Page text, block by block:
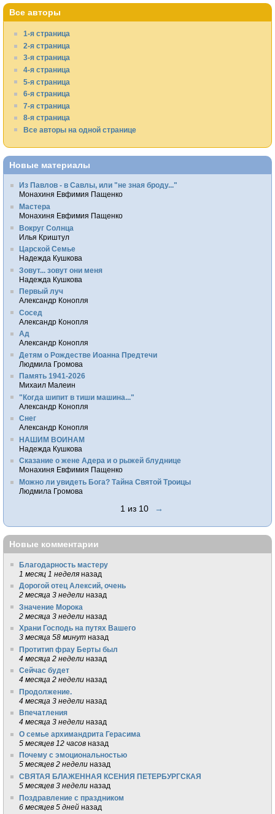
Все авторы
1-я страница
2-я страница
3-я страница
4-я страница
5-я страница
6-я страница
7-я страница
8-я страница
Все авторы на одной странице
Новые материалы
Из Павлов - в Савлы, или "не зная броду..."
Монахиня Евфимия Пащенко
Мастера
Монахиня Евфимия Пащенко
Вокруг Солнца
Илья Криштул
Царской Семье
Надежда Кушкова
Зовут... зовут они меня
Надежда Кушкова
Первый луч
Александр Конопля
Сосед
Александр Конопля
Ад
Александр Конопля
Детям о Рождестве Иоанна Предтечи
Людмила Громова
Память 1941-2026
Михаил Малеин
"Когда шипит в тиши машина..."
Александр Конопля
Снег
Александр Конопля
НАШИМ ВОИНАМ
Надежда Кушкова
Сказание о жене Адера и о рыжей блуднице
Монахиня Евфимия Пащенко
Можно ли увидеть Бога? Тайна Святой Троицы
Людмила Громова
1 из 10 →
Новые комментарии
Благодарность мастеру
1 месяц 1 неделя назад
Дорогой отец Алексий, очень
2 месяца 3 недели назад
Значение Морока
2 месяца 3 недели назад
Храни Господь на путях Вашего
3 месяца 58 минут назад
Протитип фрау Берты был
4 месяца 2 недели назад
Сейчас будет
4 месяца 2 недели назад
Продолжение.
4 месяца 3 недели назад
Впечатления
4 месяца 3 недели назад
О семье архимандрита Герасима
5 месяцев 12 часов назад
Почему с эмоциональностью
5 месяцев 2 недели назад
СВЯТАЯ БЛАЖЕННАЯ КСЕНИЯ ПЕТЕРБУРГСКАЯ
5 месяцев 3 недели назад
Поздравление с праздником
6 месяцев 5 дней назад